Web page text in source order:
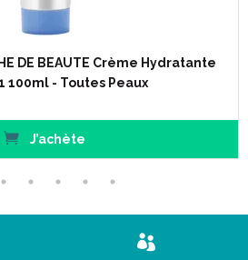
DE BEAUTE Crème Hydratante
100ml - Toutes Peaux
J’achète